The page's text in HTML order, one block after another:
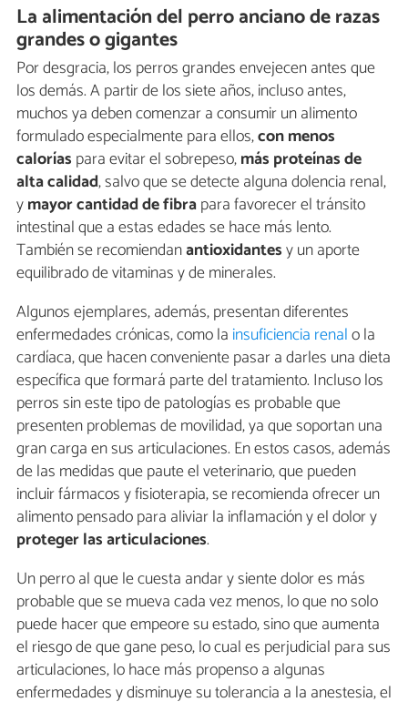
La alimentación del perro anciano de razas
grandes o gigantes
Por desgracia, los perros grandes envejecen antes que
los demás. A partir de los siete años, incluso antes,
muchos ya deben comenzar a consumir un alimento
formulado especialmente para ellos,con menos
calorías para evitar el sobrepeso,más proteínas de
alta calidad, salvo que se detecte alguna dolencia renal,
ymayor cantidad de fibrapara favorecer el tránsito
intestinal que a estas edades se hace más lento.
También se recomiendanantioxidantesy un aporte
equilibrado de vitaminas y de minerales.
Algunos ejemplares, además, presentan diferentes
enfermedades crónicas, como la insuficiencia renalo la
cardíaca, que hacen conveniente pasar a darles una dieta
específica que formará parte del tratamiento. Incluso los
perros sin este tipo de patologías es probable que
presenten problemas de movilidad, ya que soportan una
gran carga en sus articulaciones. En estos casos, además
de las medidas que paute el veterinario, que pueden
incluir fármacos y fisioterapia, se recomienda ofrecer un
alimento pensado para aliviar la inflamación y el dolor y
proteger las articulaciones.
Un perro al que le cuesta andar y siente dolor es más
probable que se mueva cada vez menos, lo que no solo
puede hacer que empeore su estado, sino que aumenta
el riesgo de que gane peso, lo cual es perjudicial para sus
articulaciones, lo hace más propenso a algunas
enfermedades y disminuye su tolerancia a la anestesia, el